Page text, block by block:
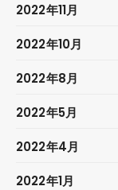
2022年11月
2022年10月
2022年8月
2022年5月
2022年4月
2022年1月